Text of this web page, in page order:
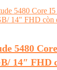
5480
14″ FHD